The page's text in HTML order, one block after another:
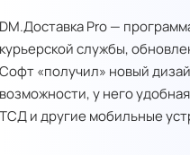
DM.Доставка Pro —
курьерской службы,
Софт «получил» новый
возможности, у него
ТСД и другие мобильные